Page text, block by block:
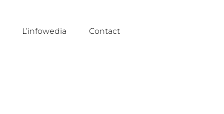
L’infowedia Contact